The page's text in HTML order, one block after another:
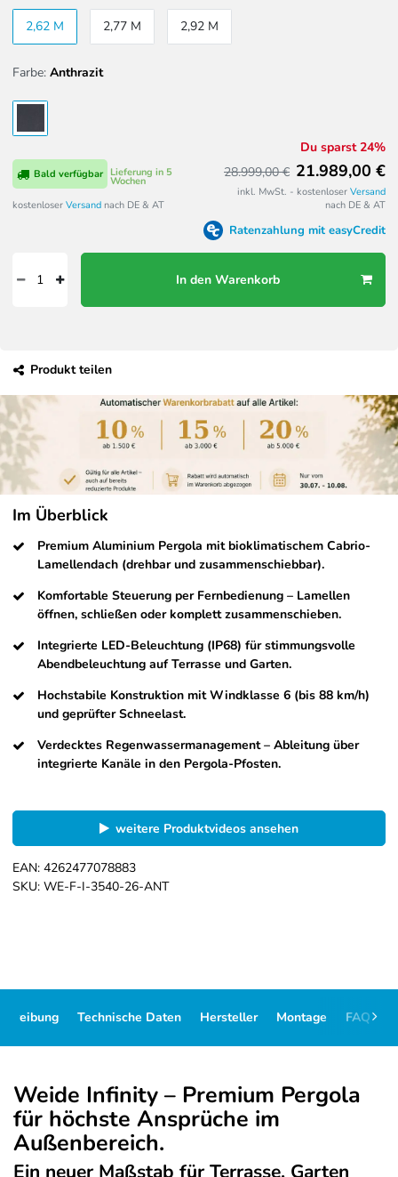
2,62 M 2,77 M 2,92 M
Farbe: Anthrazit
Lieferung in 5
Wochen
Bald verfügbar
kostenloser Versand nach DE & AT
Du sparst 24%
28.999,00 € 21.989,00 €
inkl. MwSt. - kostenloser Versand
nach DE & AT
Ratenzahlung mit easyCredit
In den Warenkorb
Produkt teilen
Im Überblick
Premium Aluminium Pergola mit bioklimatischem Cabrio-
Lamellendach (drehbar und zusammenschiebbar).
Komfortable Steuerung per Fernbedienung – Lamellen
öffnen, schließen oder komplett zusammenschieben.
Integrierte LED-Beleuchtung (IP68) für stimmungsvolle
Abendbeleuchtung auf Terrasse und Garten.
Hochstabile Konstruktion mit Windklasse 6 (bis 88 km/h)
und geprüfter Schneelast.
Verdecktes Regenwassermanagement – Ableitung über
integrierte Kanäle in den Pergola-Pfosten.
weitere Produktvideos ansehen
EAN: 4262477078883
SKU: WE-F-I-3540-26-ANT
Technische Daten Hersteller Montage FAQ
Weide Infinity – Premium Pergola
für höchste Ansprüche im
Außenbereich.
Ein neuer Maßstab für Terrasse, Garten